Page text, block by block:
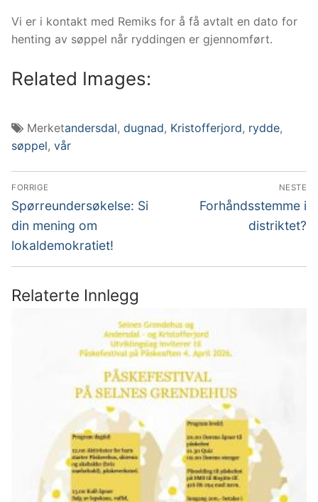
Vi er i kontakt med Remiks for å få avtalt en dato for
henting av søppel når ryddingen er gjennomført.
Related Images:
Merketandersdal, dugnad, Kristofferjord, rydde,
søppel, vår
Innleggsnavigasjon
FORRIGE
Forrige
innlegg:
Spørreundersøkelse: Si
din mening om
lokaldemokratiet!
NESTE
Neste
Forhåndsstemme i
distriktet?
Relaterte Innlegg